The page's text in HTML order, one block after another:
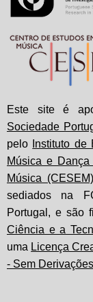
Este site é
Sociedade
pelo
Instituto
Música e Dança
Música (CESEM)
sediados na
Portugal, e são
Ciência e a
uma Licença
- Sem